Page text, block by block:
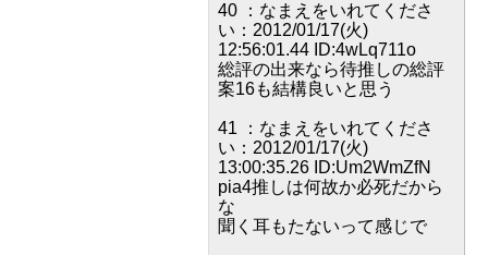
40 ：なまえをいれてくださ
い：2012/01/17(火)
12:56:01.44 ID:4wLq711o
総評の出来なら待推しの総評
案16も結構良いと思う
41 ：なまえをいれてくださ
い：2012/01/17(火)
13:00:35.26 ID:Um2WmZfN
pia4推しは何故か必死だから
な
聞く耳もたないって感じで